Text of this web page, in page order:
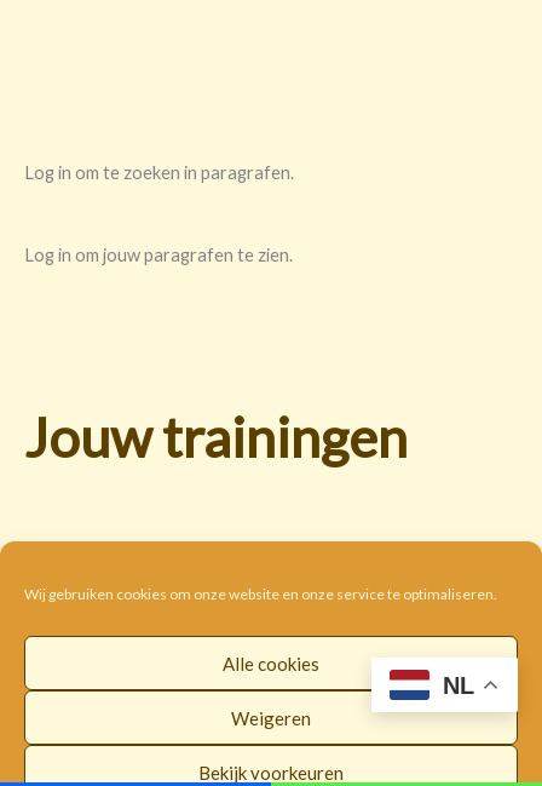
Wij gebruiken cookies om onze website en onze service te optimaliseren.
Alle cookies
Weigeren
Bekijk voorkeuren
Log in om te zoeken in paragrafen.
Log in om jouw paragrafen te zien.
Jouw trainingen
Disclaimer
Privacybeleid
Algemene voorwaarden
Facebook
NL